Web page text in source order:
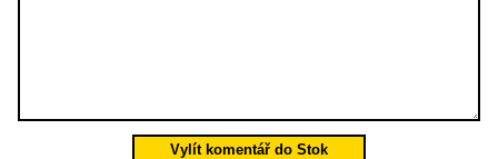
Vylít komentář do Stok